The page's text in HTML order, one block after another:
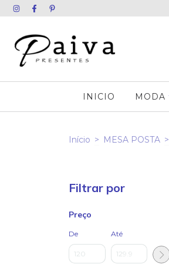
chame no WhatsApp
INICIO MODA
Início > MESA POSTA >
Filtrar por
Preço
De Até